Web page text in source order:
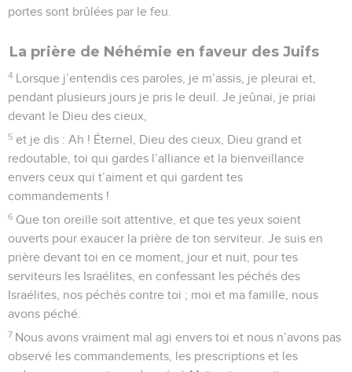
portes sont brûlées par le feu.
La prière de Néhémie en faveur des Juifs
4 Lorsque j’entendis ces paroles, je m’assis, je pleurai et,
pendant plusieurs jours je pris le deuil. Je jeûnai, je priai
devant le Dieu des cieux,
5 et je dis : Ah ! Éternel, Dieu des cieux, Dieu grand et
redoutable, toi qui gardes l’alliance et la bienveillance
envers ceux qui t’aiment et qui gardent tes
commandements !
6 Que ton oreille soit attentive, et que tes yeux soient
ouverts pour exaucer la prière de ton serviteur. Je suis en
prière devant toi en ce moment, jour et nuit, pour tes
serviteurs les Israélites, en confessant les péchés des
Israélites, nos péchés contre toi ; moi et ma famille, nous
avons péché.
7 Nous avons vraiment mal agi envers toi et nous n’avons pas
observé les commandements, les prescriptions et les